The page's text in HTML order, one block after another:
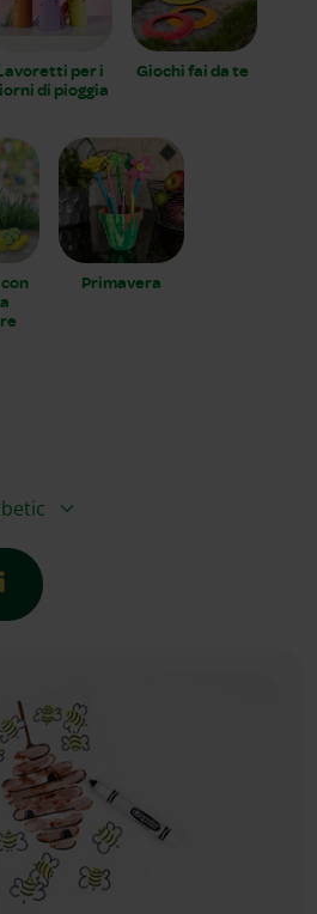
per i
di pioggia
Giochi fai da te
Primavera